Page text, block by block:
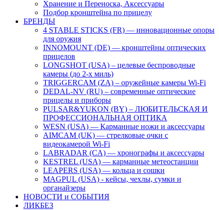
Хранение и Переноска, Аксессуары
Подбор кронштейна по прицелу
БРЕНДЫ
4 STABLE STICKS (FR) — инновационные опоры
для оружия
INNOMOUNT (DE) — кронштейны оптических
прицелов
LONGSHOT (USA) – целевые беспроводные
камеры (до 2-х миль)
TRIGGERCAM (ZA) – оружейные камеры Wi-Fi
DEDAL-NV (RU) – современные оптические
прицелы и приборы
PULSAR&YUKON (BY) – ЛЮБИТЕЛЬСКАЯ И
ПРОФЕССИОНАЛЬНАЯ ОПТИКА
WESN (USA) — Карманные ножи и аксессуары
AIMCAM (UK) — стрелковые очки с
видеокамерой Wi-Fi
LABRADAR (CA) — хронографы и аксессуары
KESTREL (USA) — карманные метеостанции
LEAPERS (USA) — кольца и сошки
MAGPUL (USA) - кейсы, чехлы, сумки и
органайзеры
НОВОСТИ и СОБЫТИЯ
ЛИКБЕЗ